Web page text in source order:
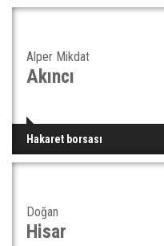
Alper Mikdat
Akıncı
Hakaret borsası
Doğan
Hisar